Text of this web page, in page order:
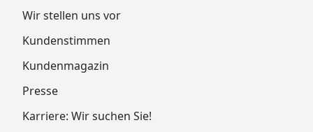
Wir stellen uns vor
Kundenstimmen
Kundenmagazin
Presse
Karriere: Wir suchen Sie!